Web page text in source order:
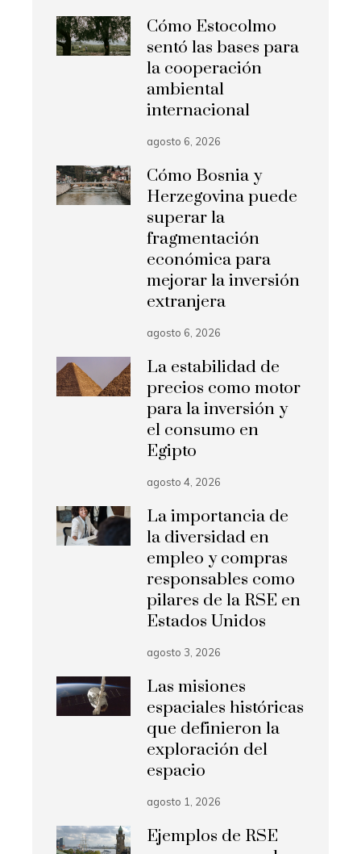
Cómo Estocolmo
sentó las bases para
la cooperación
ambiental
internacional
agosto 6, 2026
Cómo Bosnia y
Herzegovina puede
superar la
fragmentación
económica para
mejorar la inversión
extranjera
agosto 6, 2026
La estabilidad de
precios como motor
para la inversión y
el consumo en
Egipto
agosto 4, 2026
La importancia de
la diversidad en
empleo y compras
responsables como
pilares de la RSE en
Estados Unidos
agosto 3, 2026
Las misiones
espaciales históricas
que definieron la
exploración del
espacio
agosto 1, 2026
Ejemplos de RSE